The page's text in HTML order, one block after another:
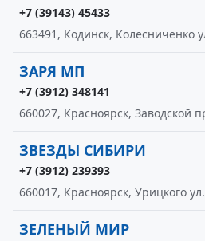
+7 (39143) 45433
663491, Кодинск, Колесниченко
ЗАРЯ МП
+7 (3912) 348141
660027, Красноярск, Заводской
ЗВЕЗДЫ СИБИРИ
+7 (3912) 239393
660017, Красноярск, Урицкого
ЗЕЛЕНЫЙ МИР